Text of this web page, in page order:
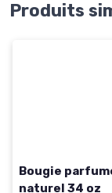
Produits
Bougie
naturel 34 oz